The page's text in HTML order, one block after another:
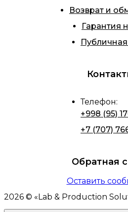
Возврат и
Гарантия
Телефон:
+998 (95)
+7 (707)
Обратная
Оставить
2026 © « Lab & Production